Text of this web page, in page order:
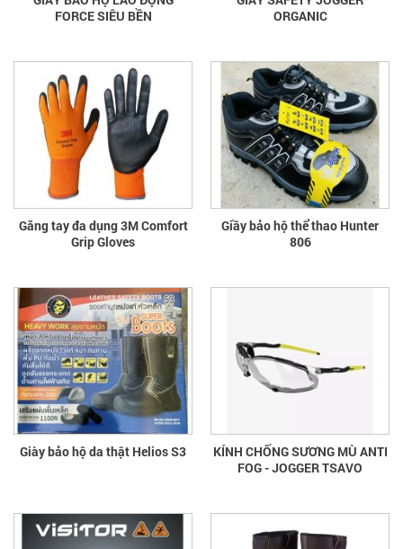
FORCE SIÊU BỀN
ORGANIC
Găng tay đa dụng 3M Comfort
Grip Gloves
Giầy bảo hộ thể thao Hunter
806
Giày bảo hộ da thật Helios S3
KÍNH CHỐNG SƯƠNG MÙ ANTI
FOG - JOGGER TSAVO